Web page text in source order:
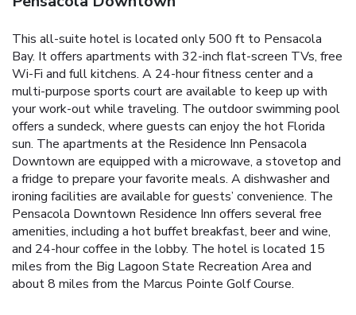
This all-suite hotel is located only 500 ft to Pensacola
Bay. It offers apartments with 32-inch flat-screen TVs, free
Wi-Fi and full kitchens. A 24-hour fitness center and a
multi-purpose sports court are available to keep up with
your work-out while traveling. The outdoor swimming pool
offers a sundeck, where guests can enjoy the hot Florida
sun. The apartments at the Residence Inn Pensacola
Downtown are equipped with a microwave, a stovetop and
a fridge to prepare your favorite meals. A dishwasher and
ironing facilities are available for guests’ convenience. The
Pensacola Downtown Residence Inn offers several free
amenities, including a hot buffet breakfast, beer and wine,
and 24-hour coffee in the lobby. The hotel is located 15
miles from the Big Lagoon State Recreation Area and
about 8 miles from the Marcus Pointe Golf Course.